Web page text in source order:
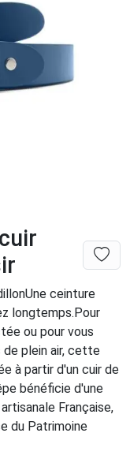
ceinture
longtemps.Pour
ou pour vous
plein air, cette
à partir d'un cuir de
bénéficie d'une
Française,
du Patrimoine